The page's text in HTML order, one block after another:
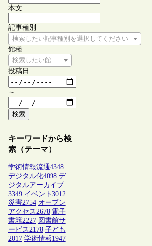
本文
記事種別
検索したい記事種別を選択してください
館種
検索したい館種を選択してください
投稿日
～
検索
キーワードから検
索（テーマ）
学術情報流通4348
デジタル化4098 デ
ジタルアーカイブ
3349 イベント 3012
災害2754 オープン
アクセス2678 電子
書籍2227 図書館サ
ービス2178 子ども
2017 学術情報1947